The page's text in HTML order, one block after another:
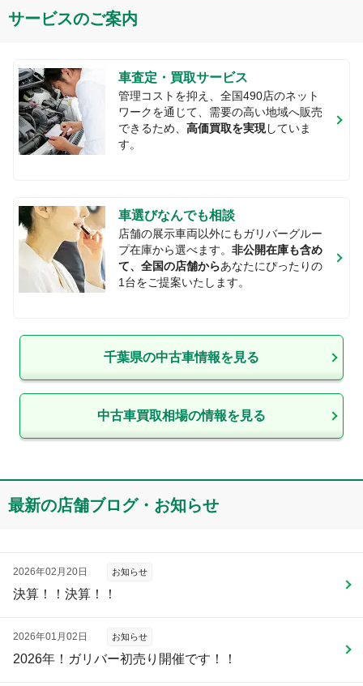
サービスのご案内
車査定・買取サービス
管理コストを抑え、全国490店のネット
ワークを通じて、需要の高い地域へ販売
できるため、 高価買取を実現していま
す。
車選びなんでも相談
店舗の展示車両以外にもガリバーグルー
プ在庫から選べます。 非公開在庫も含め
て、全国の店舗からあなたにぴったりの
1台をご提案いたします。
千葉県の中古車情報を見る
中古車買取相場の情報を見る
最新の店舗ブログ・お知らせ
2026年02月20日 お知らせ
決算！！決算！！
2026年01月02日 お知らせ
2026年！ガリバー初売り開催です！！